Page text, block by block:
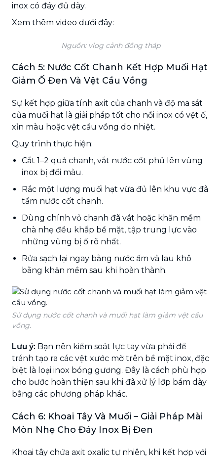
inox có đáy đủ dày.
Xem thêm video dưới đây:
Nguồn: vlog cảnh đồng tháp
Cách 5: Nước Cốt Chanh Kết Hợp Muối Hạt
Giảm Ố Đen Và Vệt Cầu Vồng
Sự kết hợp giữa tính axit của chanh và độ ma sát
của muối hạt là giải pháp tốt cho nồi inox có vệt ố,
xỉn màu hoặc vệt cầu vồng do nhiệt.
Quy trình thực hiện:
Cắt 1–2 quả chanh, vắt nước cốt phủ lên vùng
inox bị đổi màu.
Rắc một lượng muối hạt vừa đủ lên khu vực đã
tẩm nước cốt chanh.
Dùng chính vỏ chanh đã vắt hoặc khăn mềm
chà nhẹ đều khắp bề mặt, tập trung lực vào
những vùng bị ố rõ nhất.
Rửa sạch lại ngay bằng nước ấm và lau khô
bằng khăn mềm sau khi hoàn thành.
Sử dụng nước cốt chanh và muối hạt làm giảm vệt cầu
vồng.
Lưu ý: Bạn nên kiểm soát lực tay vừa phải để
tránh tạo ra các vệt xước mờ trên bề mặt inox, đặc
biệt là loại inox bóng gương. Đây là cách phù hợp
cho bước hoàn thiện sau khi đã xử lý lớp bám dày
bằng các phương pháp khác.
Cách 6: Khoai Tây Và Muối – Giải Pháp Mài
Mòn Nhẹ Cho Đáy Inox Bị Đen
Khoai tây chứa axit oxalic tự nhiên, khi kết hợp với